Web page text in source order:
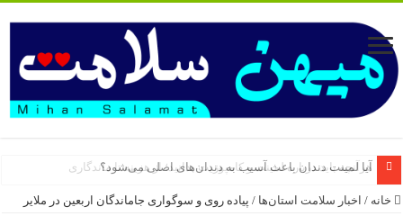
آیا لمینت دندان باعث آسیب به دندان‌های اصلی می‌شود؟
خانه / اخبار سلامت استان‌ها / پیاده روی و سوگواری جاماندگان اربعین در ملایر